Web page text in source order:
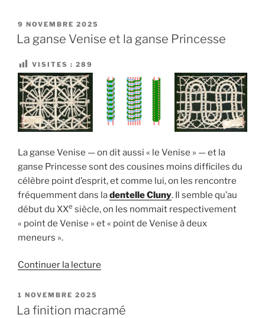
dans
en
mat »
PUBLIÉ
LE
9 NOVEMBRE 2025
La ganse Venise et la ganse Princesse
VISITES : 289
La ganse Venise — on dit aussi « le Venise » — et la
ganse Princesse sont des cousines moins difficiles du
célèbre point d’esprit, et comme lui, on les rencontre
fréquemment dans ladentelle Cluny. Il semble qu’au
début du XXe siècle, on les nommait respectivement
« point de Venise » et « point de Venise à deux
meneurs ».
Continuer la lecture
Venise
PUBLIÉ
LE
1 NOVEMBRE 2025
La finition macramé